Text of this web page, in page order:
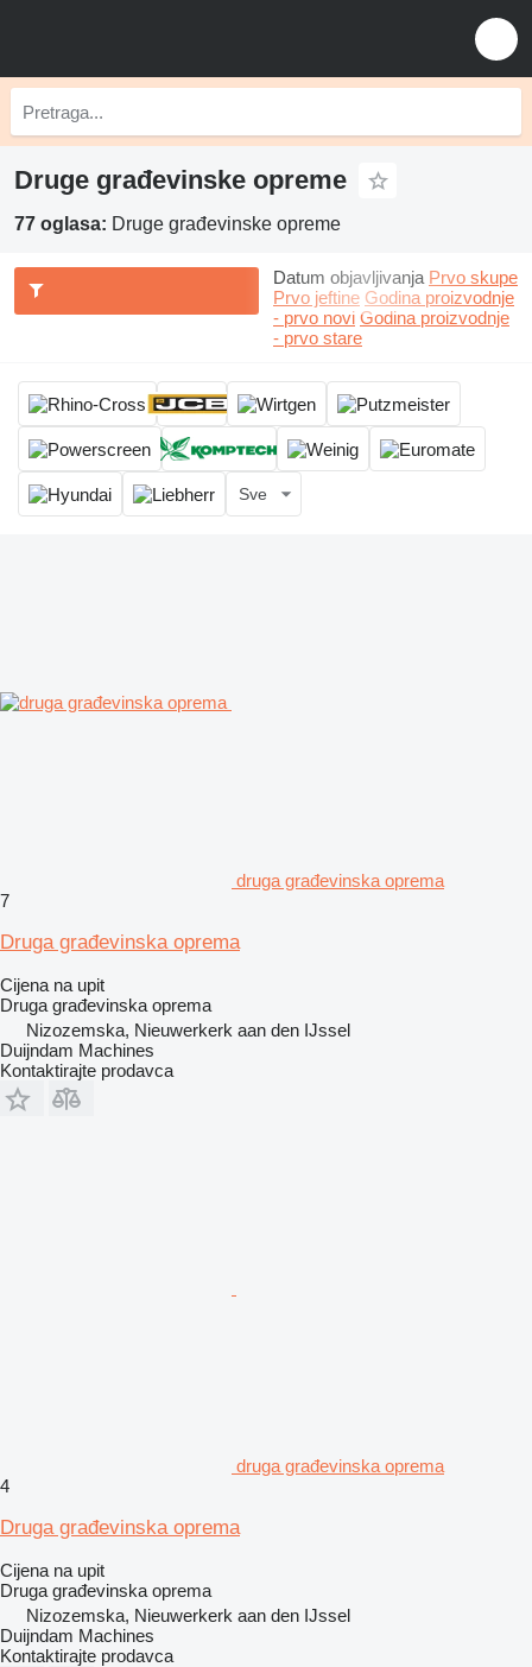
Druge građevinske opreme
77 oglasa: Druge građevinske opreme
Datum objavljivanja Prvo skupe
Prvo jeftine Godina proizvodnje
- prvo novi Godina proizvodnje
- prvo stare
Sve
druga građevinska oprema
7
Druga građevinska oprema
Cijena na upit
Druga građevinska oprema
Nizozemska, Nieuwerkerk aan den IJssel
Duijndam Machines
Kontaktirajte prodavca
druga građevinska oprema
4
Druga građevinska oprema
Cijena na upit
Druga građevinska oprema
Nizozemska, Nieuwerkerk aan den IJssel
Duijndam Machines
Kontaktirajte prodavca